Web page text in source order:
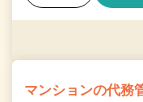
マンションの代務